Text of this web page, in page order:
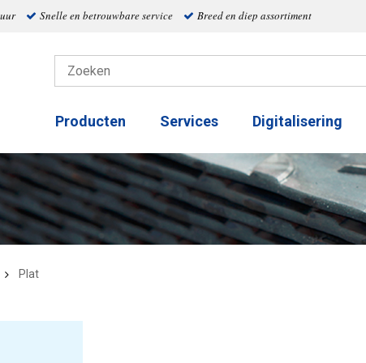
Snelle en betrouwbare service Breed en diep assortiment
Producten Services Digitalisering
Plat